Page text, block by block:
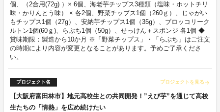
個、（2合用(72g) ）× 6個、海老芋チップス3種類（塩味・ホットチリ
味・かりんとう味） × 各2個、野菜チップス1個（260ｇ）、じゃがい
もチップス1個（27g）、安納芋チップス1個（35g）、ブロッコリーク
ルトン1個(60ｇ)、らぶち1個（50g）、せっけん＋スポンジ 各1個 ◆
賞味期限：製造から10か月 ※「野菜チップス」・「らぶち」はご注文
の時期により内容が変更となることがあります。予めご了承くださ
い。
プロジェクト名 プロジェクトを見る arrow_forward
【大阪府富田林市】地元高校生との共同開発！”えび芋”を通じて高校
生たちの「情熱」を広め続けたい